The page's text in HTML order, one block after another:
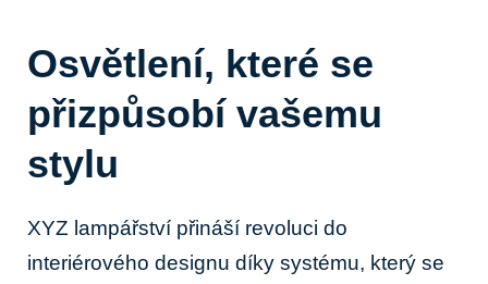
Osvětlení, které⁣ se
přizpůsobí ‍vašemu
stylu
XYZ ⁣lampářství přináší revoluci do
interiérového ​designu díky systému,⁤ který se